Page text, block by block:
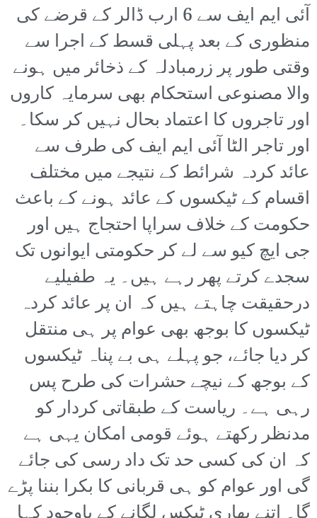
آئی ایم ایف سے 6 ارب ڈالر کے قرضے کی
منظوری کے بعد پہلی قسط کے اجرا سے
وقتی طور پر زرمبادلہ کے ذخائر میں ہونے
والا مصنوعی استحکام بھی سرمایہ کاروں
اور تاجروں کا اعتماد بحال نہیں کر سکا۔
اور تاجر الٹا آئی ایم ایف کی طرف سے
عائد کردہ شرائط کے نتیجے میں مختلف
اقسام کے ٹیکسوں کے عائد ہونے کے باعث
حکومت کے خلاف سراپا احتجاج ہیں اور
جی ایچ کیو سے لے کر حکومتی ایوانوں تک
سجدے کرتے پھر رہے ہیں۔ یہ طفیلیے
درحقیقت چاہتے ہیں کہ ان پر عائد کردہ
ٹیکسوں کا بوجھ بھی عوام پر ہی منتقل
کر دیا جائے، جو پہلے ہی بے پناہ ٹیکسوں
کے بوجھ کے نیچے حشرات کی طرح پس
رہی ہے۔ ریاست کے طبقاتی کردار کو
مدنظر رکھتے ہوئے قومی امکان یہی ہے
کہ ان کی کسی حد تک داد رسی کی جائے
گی اور عوام کو ہی قربانی کا بکرا بننا پڑے